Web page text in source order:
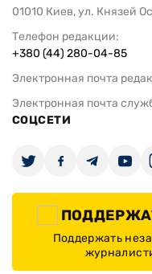
01010 Киев, ул. Князей
Телефон редакции:
+380 (44) 280-04-85
Электронная почта
Электронная почта
СОЦСЕТИ
Поддержать